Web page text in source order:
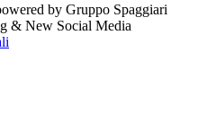
by Gruppo Spaggiari
& New Social Media